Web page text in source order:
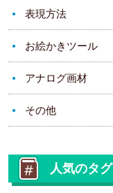
表現方法
お絵かきツール
アナログ画材
その他
人気のタグ